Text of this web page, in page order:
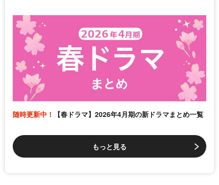
随時更新中！ 【春ドラマ】2026年4月期の新ドラマまとめ一覧
もっと見る